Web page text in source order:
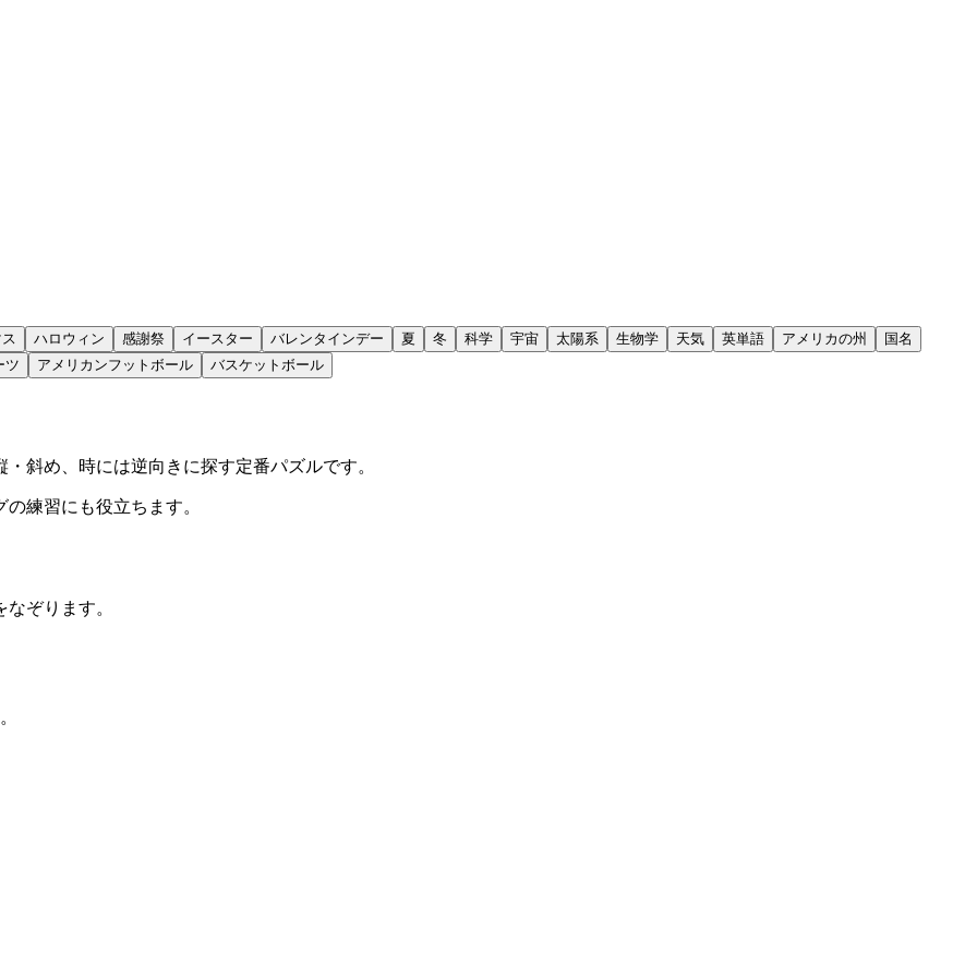
ハロウィン 感謝祭 イースター バレンタインデー 夏 冬 科学 宇宙 太陽系 生物学 天気 英単語 アメリカの州
国名
ツ
アメリカンフットボール バスケットボール
斜め、時には逆向きに探す定番パズルです。
練習にも役立ちます。
ぞります。